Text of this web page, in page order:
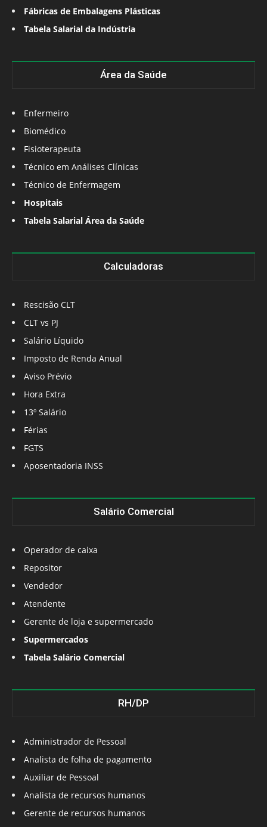
Fábricas de Embalagens Plásticas
Tabela Salarial da Indústria
Área da Saúde
Enfermeiro
Biomédico
Fisioterapeuta
Técnico em Análises Clínicas
Técnico de Enfermagem
Hospitais
Tabela Salarial Área da Saúde
Calculadoras
Rescisão CLT
CLT vs PJ
Salário Líquido
Imposto de Renda Anual
Aviso Prévio
Hora Extra
13º Salário
Férias
FGTS
Aposentadoria INSS
Salário Comercial
Operador de caixa
Repositor
Vendedor
Atendente
Gerente de loja e supermercado
Supermercados
Tabela Salário Comercial
RH/DP
Administrador de Pessoal
Analista de folha de pagamento
Auxiliar de Pessoal
Analista de recursos humanos
Gerente de recursos humanos